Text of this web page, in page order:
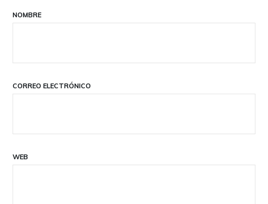
NOMBRE
CORREO ELECTRÓNICO
WEB